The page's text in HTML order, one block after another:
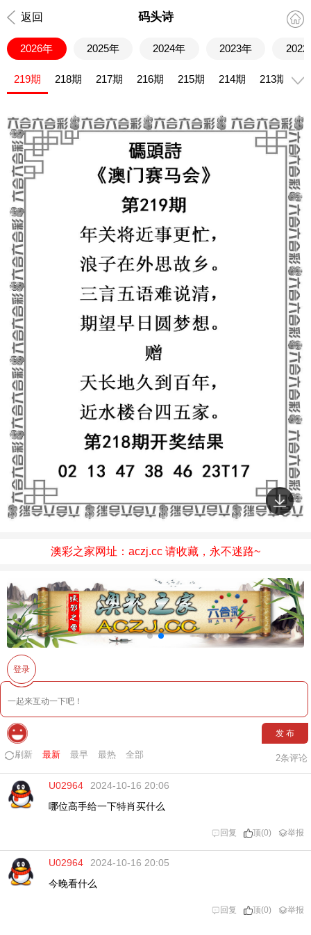
返回 码头诗
2026年 2025年 2024年 2023年 2022
219期 218期 217期 216期 215期 214期 213期
澳彩之家网址：aczj.cc 请收藏，永不迷路~
登录
发 布
刷新 最新 最早 最热 全部 2条评论
U02964
2024-10-16 20:06
哪位高手给一下特肖买什么
回复 顶(0) 举报
U02964
2024-10-16 20:05
今晚看什么
回复 顶(0) 举报